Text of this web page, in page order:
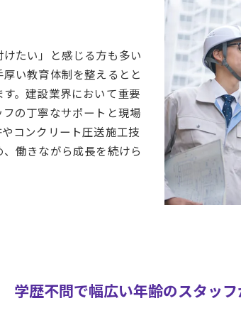
たい」と感じる方も多い
い教育体制を整えるとと
。建設業界において重要
の丁寧なサポートと現場
コンクリート圧送施工技
働きながら成長を続けら
学歴不問で幅広い年齢のスタッ